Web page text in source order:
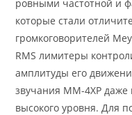
ровными частотной и
которые стали
громкоговорителей
RMS лимитеры
амплитуды его
звучания МM-4ХP даже
высокого уровня. Для